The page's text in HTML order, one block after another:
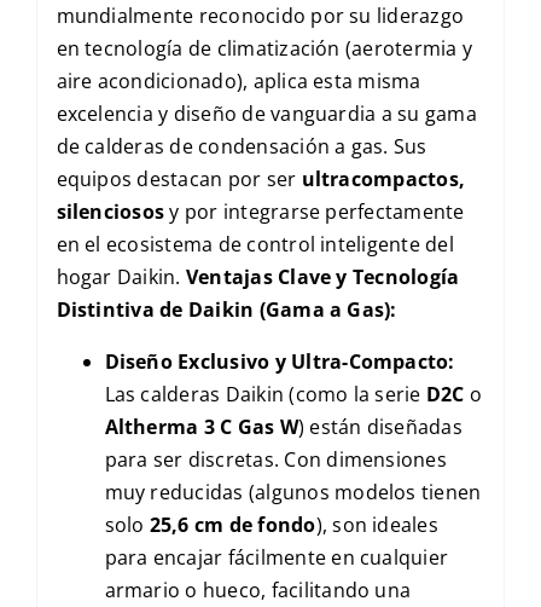
mundialmente reconocido por su liderazgo
en tecnología de climatización (aerotermia y
aire acondicionado), aplica esta misma
excelencia y diseño de vanguardia a su gama
de calderas de condensación a gas. Sus
equipos destacan por ser ultracompactos,
silenciososy por integrarse perfectamente
en el ecosistema de control inteligente del
hogar Daikin. Ventajas Clave y Tecnología
Distintiva de Daikin (Gama a Gas):
Diseño Exclusivo y Ultra-Compacto:
Las calderas Daikin (como la serie D2C o
Altherma 3 C Gas W) están diseñadas
para ser discretas. Con dimensiones
muy reducidas (algunos modelos tienen
solo 25,6 cm de fondo), son ideales
para encajar fácilmente en cualquier
armario o hueco, facilitando una